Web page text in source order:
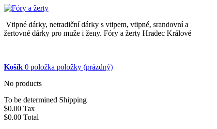
Vtipné dárky, netradiční dárky s vtipem, vtipné, srandovní a
žertovné dárky pro muže i ženy. Fóry a žerty Hradec Králové
Košík 0 položka položky (prázdný)
No products
To be determined Shipping
$0.00 Tax
$0.00 Total